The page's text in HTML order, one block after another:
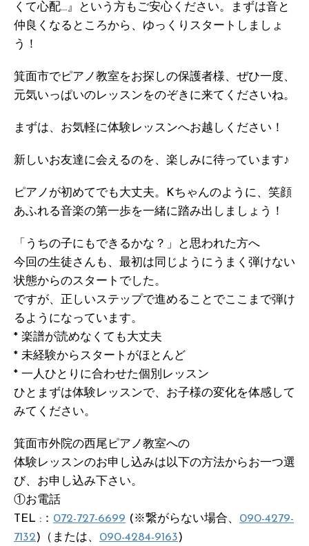
くて心配…』という方もご安心ください。まずは音と
仲良くなるところから、ゆっくりスタートしましょ
う！
箕面市でピアノ教室をお探しの保護者様、ぜひ一度、
元気いっぱいのレッスンをのぞきに来てくださいね。
まずは、お気軽に体験レッスンへお越しください！
新しいお友達に会えるのを、楽しみに待っています♪
ピアノが初めてでも大丈夫。Kちゃんのように、笑顔
あふれる音楽の第一歩を一緒に踏み出しましょう！
「うちの子にもできるかな？」と思われた方へ
今回の生徒さんも、最初は同じようにうまく弾けない
状態からのスタートでした。
ですが、正しいステップで進めることでここまで弾け
るようになっています。
* 楽譜が読めなくても大丈夫
* 未経験からスタートがほとんど
* 一人ひとりに合わせた個別レッスン
ひとまずは体験レッスンで、お子様の変化を体感して
みてください。
箕面市外院の西尾ピアノ教室への
体験レッスンのお申し込みは以下の方法からお一つ選
び、お申し込み下さい。
①お電話
TEL :： 072-727-6699 (※繋がらない場合、 090-4279-
7132)（または、 090-4284-9163)